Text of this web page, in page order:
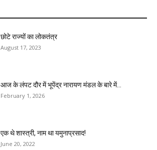
छोटे राज्यों का लोकतंत्र
August 17, 2023
आज के लंपट दौर में भूपेंद्र नारायण मंडल के बारे में...
February 1, 2026
एक थे शास्त्री, नाम था यमुनाप्रसाद!
June 20, 2022